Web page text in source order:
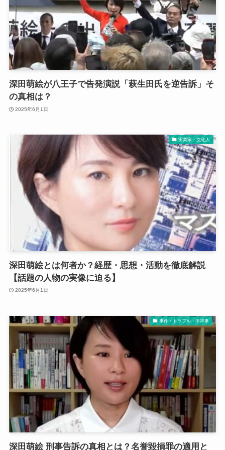
深田萌絵が八王子で告発演説「萩生田氏を逆告訴」そ
の真相は？
2025年6月1日
実業家・文化人
深田萌絵とは何者か？経歴・思想・活動を徹底解説
【話題の人物の実像に迫る】
2025年6月1日
事件・トラブル・不祥事
深田萌絵 刑事告訴の真相とは？名誉毀損罪の適用と